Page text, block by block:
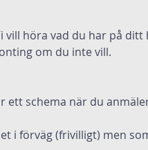
vill höra vad du har på ditt
om du inte vill.
ett schema när du
i förväg (frivilligt) men